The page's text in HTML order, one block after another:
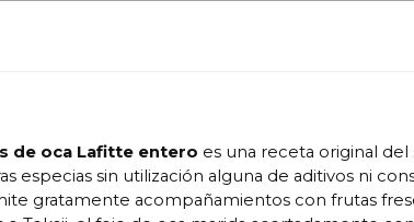
de oca Lafitte entero es una receta original
especias sin utilización alguna de aditivos ni
gratamente acompañamientos con frutas